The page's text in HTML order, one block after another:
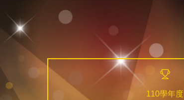
110學年度